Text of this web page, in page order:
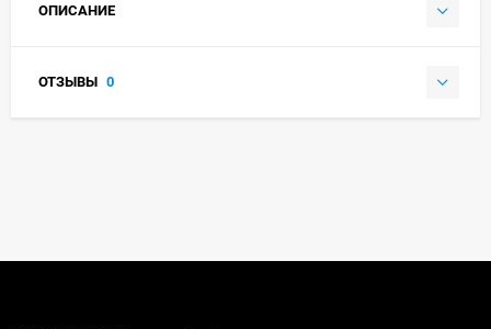
ОПИСАНИЕ
ОТЗЫВЫ 0